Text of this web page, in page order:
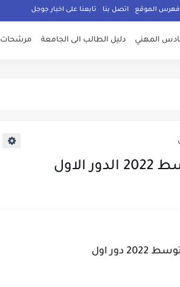
فهرس الموقع اتصل بنا تابعنا على اخبار جوجل
المهني دليل الطالب الى الجامعة مرشحات 2022
دور اول